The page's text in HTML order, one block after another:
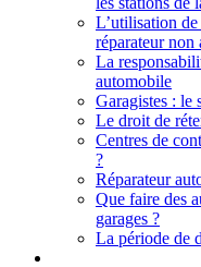
L’utilisation
réparateur non
La
automobile
Garagistes : le
Le droit de
Centres de
?
Réparateur
Que faire des
garages ?
La période de